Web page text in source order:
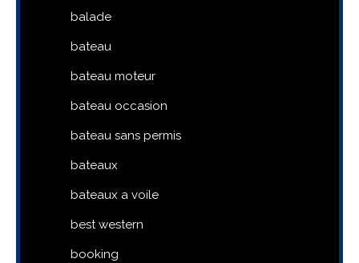
balade
bateau
bateau moteur
bateau occasion
bateau sans permis
bateaux
bateaux a voile
best western
booking